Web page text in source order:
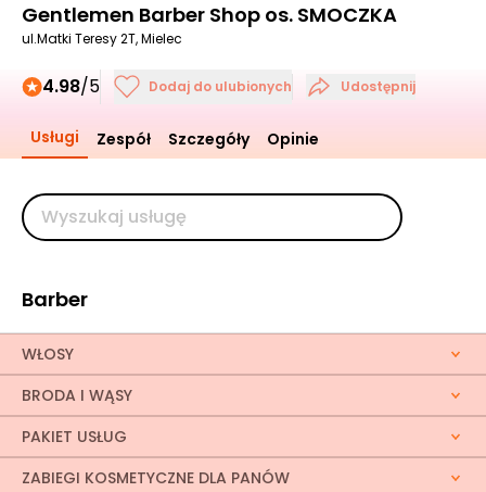
Gentlemen Barber Shop os. SMOCZKA
ul.Matki Teresy 2T, Mielec
4.98/5 Dodaj do ulubionych Udostępnij
Usługi Zespół Szczegóły Opinie
Barber
WŁOSY
BRODA I WĄSY
PAKIET USŁUG
ZABIEGI KOSMETYCZNE DLA PANÓW